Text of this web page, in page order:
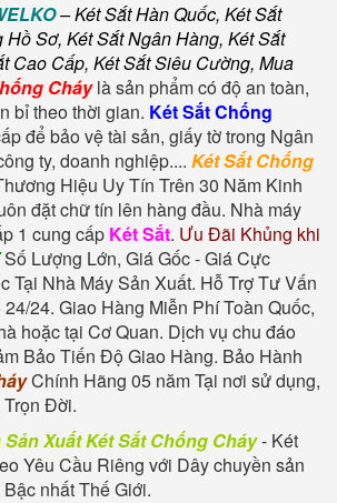
–Két Sắt Hàn Quốc, Két Sắt
Hồ Sơ, Két Sắt Ngân Hàng, Két Sắt
Cao Cấp, Két Sắt Siêu Cường, Mua
Cháylà sản phẩm có độ an toàn,
bỉ theo thời gian. Két Sắt Chống
để bảo vệ tài sản, giấy tờ trong Ngân
ty, doanh nghiệp.... Két Sắt Chống
Hiệu Uy Tín Trên 30 Năm Kinh
đặt chữ tín lên hàng đầu. Nhà máy
1 cung cấp Két Sắt. Ưu Đãi Khủng khi
Số Lượng Lớn, Giá Gốc - Giá Cực
Tại Nhà Máy Sản Xuất. Hỗ Trợ Tư Vấn
24. Giao Hàng Miễn Phí Toàn Quốc,
hoặc tại Cơ Quan. Dịch vụ chu đáo
Bảo Tiến Độ Giao Hàng. Bảo Hành
Chính Hãng 05 năm Tại nơi sử dụng,
Trọn Đời.
Xuất Két Sắt Chống Cháy- Két
Yêu Cầu Riêng với Dây chuyền sản
nhất Thế Giới.